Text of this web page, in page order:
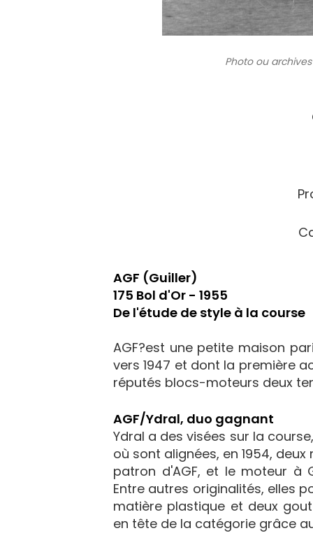
Photo ou archives
AGF (Guiller)
175 Bol d'Or - 1955
De l'étude de style à la course
AGF?est une petite maison
vers 1947 et dont la première
réputés blocs-moteurs deux
AGF/Ydral, duo gagnant
Ydral a des visées sur la
où sont alignées, en 1954,
patron d'AGF, et le moteur à
Entre autres originalités, elles
matière plastique et deux
en tête de la catégorie grâce